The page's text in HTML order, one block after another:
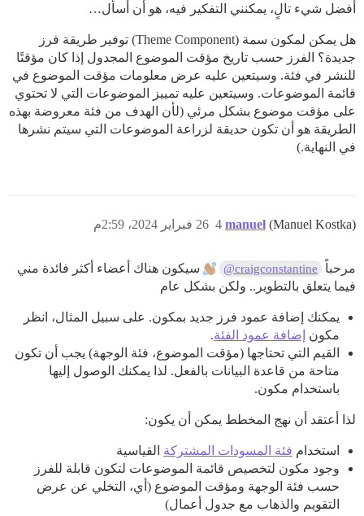
أفضل شيء تالٍ، يمكنني التفكير فيه، هو أن أسأل…
هل يمكن لمكون سمة (Theme Component) توفير طريقة فرز
جديدة؟ الفرز حسب تاريخ مؤقت الموضوع المجدول إذا كان مؤقتًا
للنشر في فئة. وسيتعين عليه عرض معلومات مؤقت الموضوع في
قائمة الموضوعات. وسيتعين عليه تمييز الموضوعات التي لا تحتوي
على مؤقت موضوع بشكل مرئي (لأن الهدف من فئة معروضة بهذه
الطريقة هو أن تكون حديقة لزراعة الموضوعات التي سيتم نشرها
في النهاية.)
manuel (Manuel Kostka) 26 فبراير 2024، 2:59م 4
مرحباً @craigconstantine
سيكون هناك أعضاء أكثر فائدة مني
فيما يتعلق بالتطوير.. ولكن بشكل عام
يمكنك إضافة عمود فرز جديد بمكون. على سبيل المثال، انظر
مكون إضافة عمود الفئة.
القيم التي تحتاجها (مؤقت الموضوع، فئة الوجهة) يجب أن تكون
متاحة من قاعدة البيانات بالفعل. لذا يمكنك الوصول إليها
باستخدام مكون.
لذا أعتقد أن نهج المخطط يمكن أن يكون:
استخدام فئة المسودات المشتركة القياسية
وجود مكون لتخصيص قائمة الموضوعات لتكون قابلة للفرز
حسب فئة الوجهة ومؤقت الموضوع (أي، التخلي عن عرض
التقويم والذهاب مع جدول أعمال)